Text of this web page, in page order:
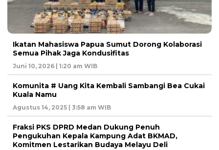
Ikatan Mahasiswa Papua Sumut Dorong Kolaborasi
Semua Pihak Jaga Kondusifitas
Juni 10, 2026 | 1:20 am WIB
Komunita # Uang Kita Kembali Sambangi Bea Cukai
Kuala Namu
Agustus 14, 2025 | 3:58 am WIB
Fraksi PKS DPRD Medan Dukung Penuh
Pengukuhan Kepala Kampung Adat BKMAD,
Komitmen Lestarikan Budaya Melayu Deli